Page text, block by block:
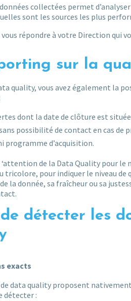
collectées permet
sont les sources les plus
répondre à votre Direction qui
sur la
quality, vous avez également la
dont la date de clôture est située
possibilité de contact en cas de
programme d’acquisition.
de la Data Quality pour
tricolore, pour indiquer le niveau
la donnée, sa fraîcheur ou sa
détecter les
exacts
data quality proposent
détecter :